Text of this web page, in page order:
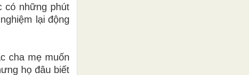
có những phút
lại động
cha mẹ muốn
họ đâu biết